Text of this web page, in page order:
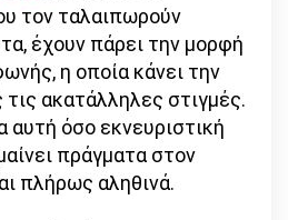
τον ταλαιπωρούν
έχουν πάρει την μορφή
η οποία κάνει την
ακατάλληλες στιγμές.
όσο εκνευριστική
πράγματα στον
πλήρως αληθινά.